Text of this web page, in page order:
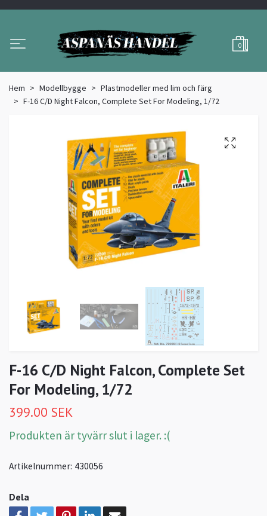
0
Hem Modellbygge
Plastmodeller med lim och färg
F-16 C/D Night Falcon, Complete Set For Modeling, 1/72
F-16 C/D Night Falcon, Complete Set
For Modeling, 1/72
399.00 SEK
Produkten är tyvärr slut i lager. :(
Artikelnummer: 430056
Dela